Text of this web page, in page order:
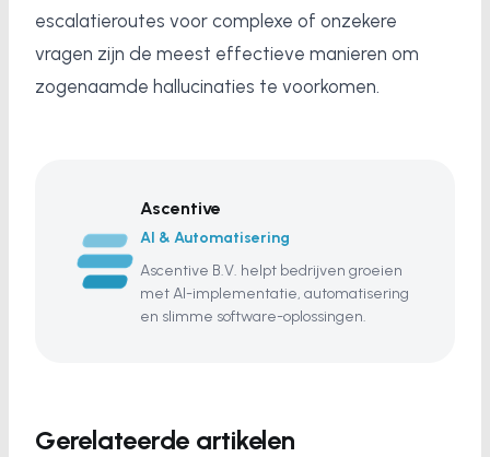
escalatieroutes voor complexe of onzekere
vragen zijn de meest effectieve manieren om
zogenaamde hallucinaties te voorkomen.
Ascentive
AI & Automatisering
Ascentive B.V. helpt bedrijven groeien
met AI-implementatie, automatisering
en slimme software-oplossingen.
Gerelateerde artikelen